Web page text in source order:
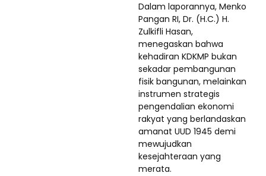
Dalam laporannya, Menko
Pangan RI, Dr. (H.C.) H.
Zulkifli Hasan,
menegaskan bahwa
kehadiran KDKMP bukan
sekadar pembangunan
fisik bangunan, melainkan
instrumen strategis
pengendalian ekonomi
rakyat yang berlandaskan
amanat UUD 1945 demi
mewujudkan
kesejahteraan yang
merata.